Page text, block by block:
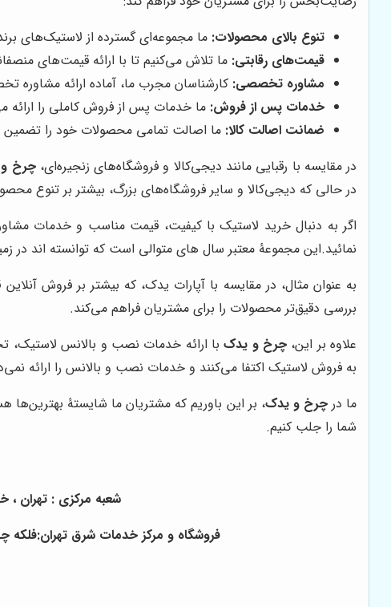
تنوع بالای محصولات: ما مجموعه‌ای گسترده از لاستیک‌های
قیمت‌های رقابتی: ما تلاش می‌کنیم تا با ارائه قیمت‌های
مشاوره تخصصی: کارشناسان مجرب ما، آماده ارائه
خدمات پس از فروش: ما خدمات پس از فروش کاملی را
ضمانت اصالت کالا: ما اصالت تمامی محصولات خود را تضمین
در مقایسه با رقبایی مانند دیجی‌کالا و فروشگاه‌های زنجیره‌ای،چرخ
در حالی که دیجی‌کالا و سایر فروشگاه‌های بزرگ، بیشتر بر تنوع
اگر به دنبال خرید لاستیک با کیفیت، قیمت مناسب و خدمات
نمائید.این مجموعۀ معتبر سال های متوالی است که توانسته اند در
به عنوان مثال، در مقایسه با آپارات یدک، که بیشتر بر فروش
بررسی دقیق‌تر محصولات را برای مشتریان فراهم می‌کند.
علاوه بر این، چرخ و یدکبا ارائه خدمات نصب و بالانس لاستیک،
به فروش لاستیک اکتفا می‌کنند و خدمات نصب و بالانس را ارائه
ما درچرخ و یدک، بر این باوریم که مشتریان ما شایستۀ
شما را جلب کنیم.
شعبه مرکزی : تهران ، خیابان
فروشگاه و مرکز خدمات شرق تهران:فلکه